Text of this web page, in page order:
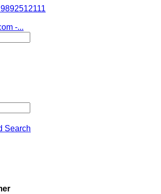
Search